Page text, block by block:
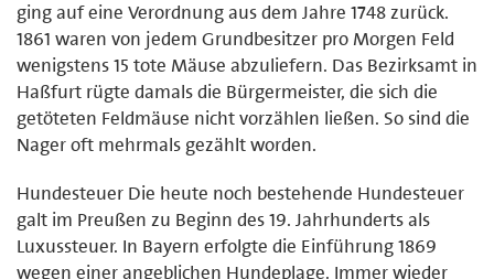
ging auf eine Verordnung aus dem Jahre 1748 zurück.
1861 waren von jedem Grundbesitzer pro Morgen Feld
wenigstens 15 tote Mäuse abzuliefern. Das Bezirksamt in
Haßfurt rügte damals die Bürgermeister, die sich die
getöteten Feldmäuse nicht vorzählen ließen. So sind die
Nager oft mehrmals gezählt worden.
Hundesteuer Die heute noch bestehende Hundesteuer
galt im Preußen zu Beginn des 19. Jahrhunderts als
Luxussteuer. In Bayern erfolgte die Einführung 1869
wegen einer angeblichen Hundeplage. Immer wieder